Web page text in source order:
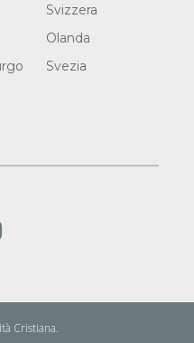
Svizzera
Olanda
Svezia
Cristiana.